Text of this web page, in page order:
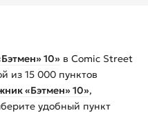
10» в Comic Street
из 15 000 пунктов
«Бэтмен» 10»,
удобный пункт